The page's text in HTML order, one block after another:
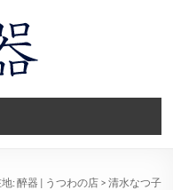
: 醉器 | うつわの店> 清水なつ子